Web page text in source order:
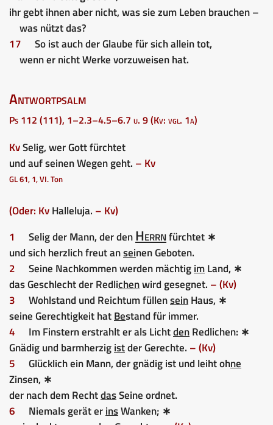
ihr gebt ihnen aber nicht, was sie zum Leben brauchen –
was nützt das?
17
So ist auch der Glaube für sich allein tot,
wenn er nicht Werke vorzuweisen hat.
Antwortpsalm
Ps 112 (111), 1–2.3–4.5–6.7 u. 9 (Kv: vgl. 1a)
KvSelig, wer Gott fürchtet
und auf seinen Wegen geht. – Kv
GL 61, 1, VI. Ton
(Oder: KvHalleluja. – Kv)
1
Selig der Mann, der denHerrnfürchtet ∗
und sich herzlich freut anseinen Geboten.
2
Seine Nachkommen werden mächtigimLand, ∗
das Geschlecht der Redlichenwird gesegnet. – (Kv)
3
Wohlstand und Reichtum füllenseinHaus, ∗
seine Gerechtigkeit hatBestand für immer.
4
Im Finstern erstrahlt er als LichtdenRedlichen: ∗
Gnädig und barmherzigistder Gerechte. – (Kv)
5
Glücklich ein Mann, der gnädig ist und leiht ohne
Zinsen, ∗
der nach dem RechtdasSeine ordnet.
6
Niemals gerät erinsWanken; ∗